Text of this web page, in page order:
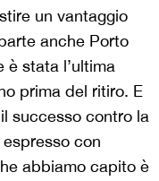
un vantaggio
anche Porto
è stata l’ultima
prima del ritiro. E
successo contro la
con
abbiamo capito è